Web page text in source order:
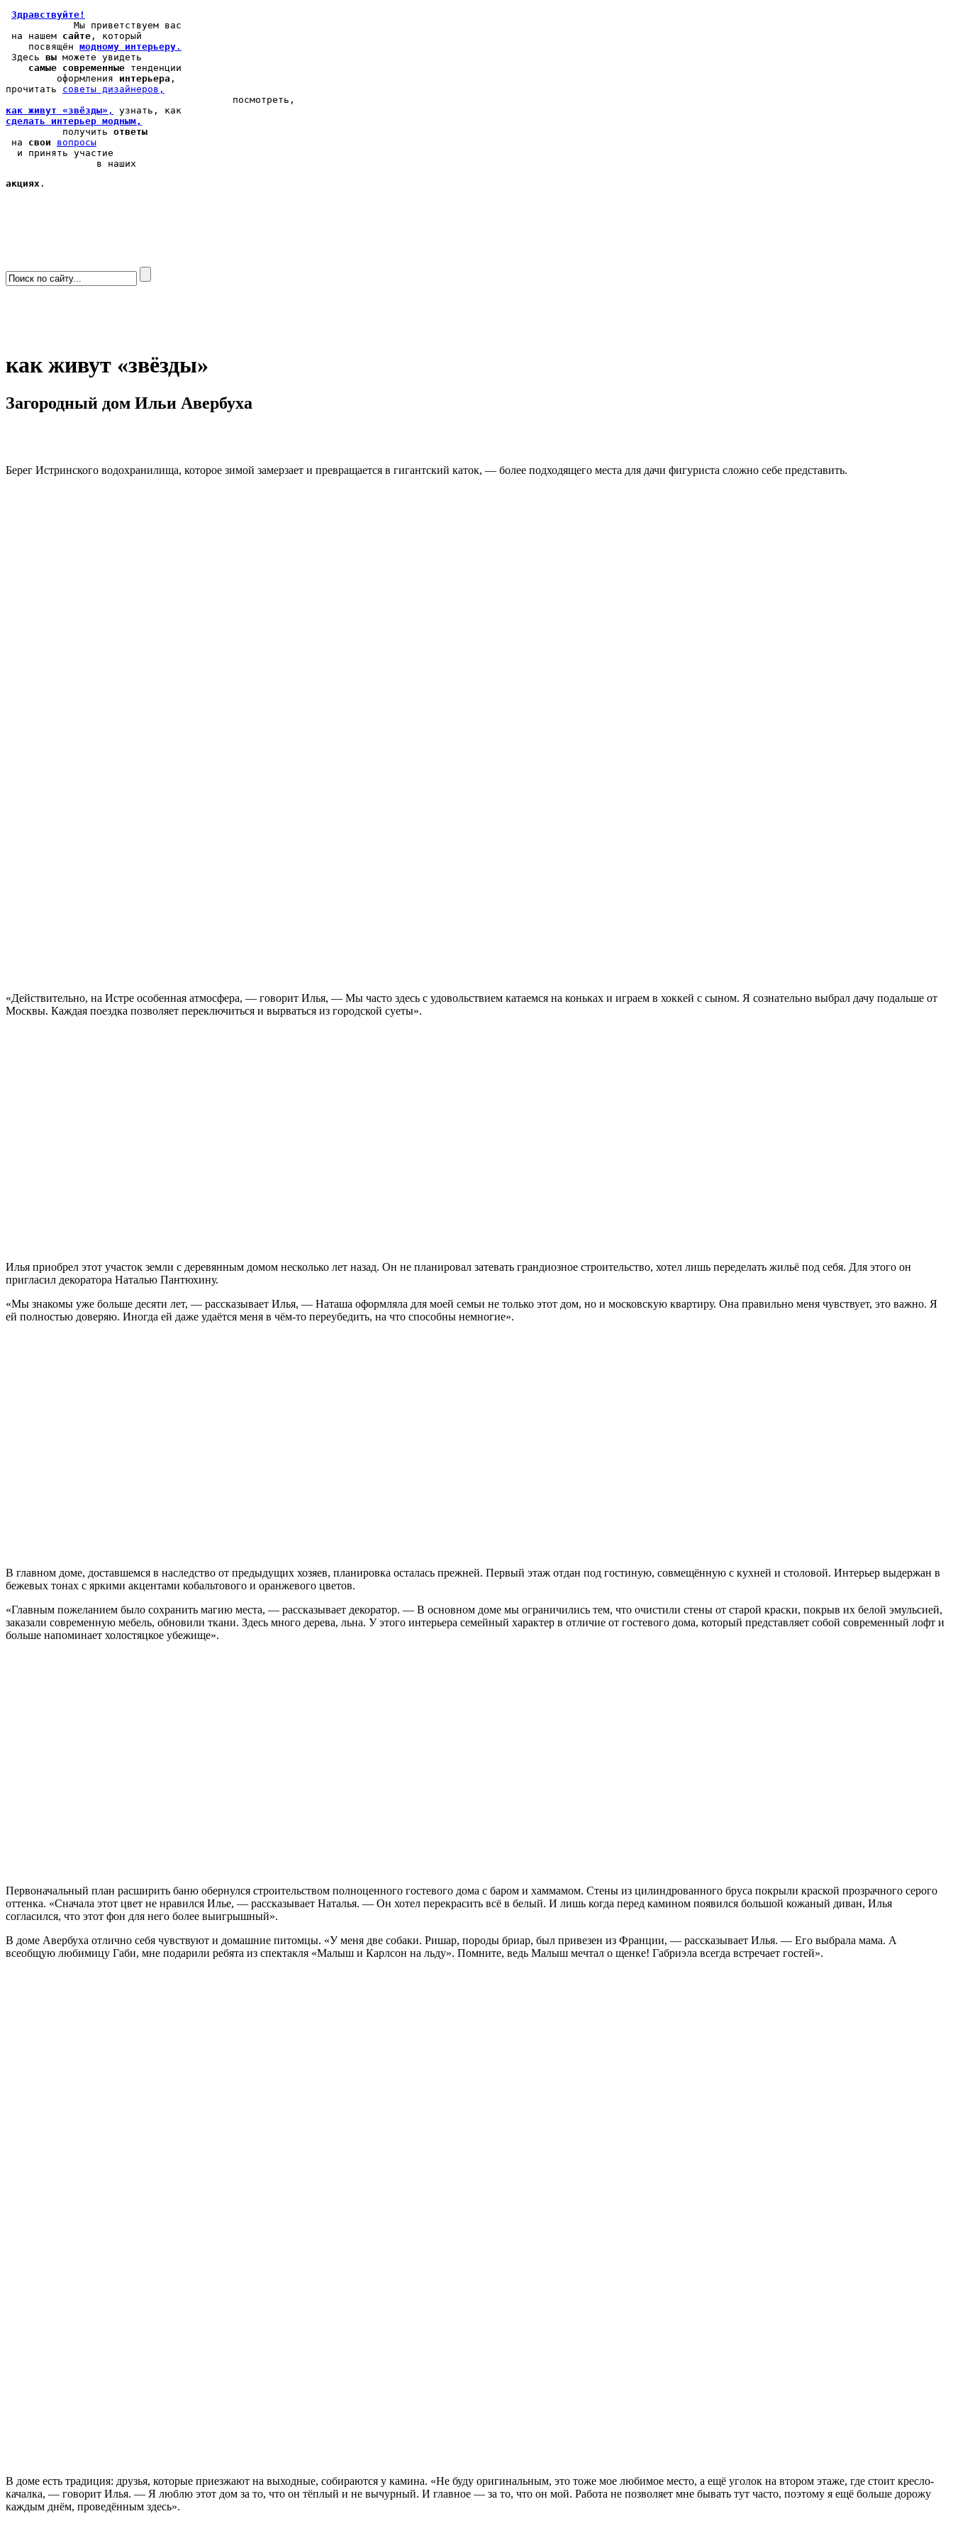
Здравствуйте!
            Мы
приветствуем вас
на нашем сайте , который
    посвящён
модному интерьеру .
Здесь вы можете увидеть
самые современные тенденции
         оформления
интерьера ,
прочитать cоветы дизайнеров,
как живут «звёзды» ,
сделать интерьер модным,
          получить
ответы
на свои
вопросы
  и принять участие
                в наших
акциях .
как живут «звёзды»
Загородный дом Ильи Авербуха
Берег Истринского водохранилища, которое зимой замерзает и превращается в гигантский каток, — более подходящего места для дачи фигуриста сложно себе представить.
«Действительно, на Истре особенная атмосфера, — говорит Илья, — Мы часто здесь с удовольствием катаемся на коньках и играем в хоккей с сыном. Я сознательно выбрал дачу подальше от
Москвы. Каждая поездка позволяет переключиться и вырваться из городской суеты».
Илья приобрел этот участок земли с деревянным домом несколько лет назад. Он не планировал затевать грандиозное строительство, хотел лишь переделать жильё под себя. Для этого он
пригласил декоратора Наталью Пантюхину.
«Мы знакомы уже больше десяти лет, — рассказывает Илья, — Наташа оформляла для моей семьи не только этот дом, но и московскую квартиру. Она правильно меня чувствует, это важно. Я
ей полностью доверяю. Иногда ей даже удаётся меня в чём-то переубедить, на что способны немногие».
В главном доме, доставшемся в наследство от предыдущих хозяев, планировка осталась прежней. Первый этаж отдан под гостиную, совмещённую с кухней и столовой. Интерьер выдержан в
бежевых тонах с яркими акцентами кобальтового и оранжевого цветов.
«Главным пожеланием было сохранить магию места, — рассказывает декоратор. — В основном доме мы ограничились тем, что очистили стены от старой краски, покрыв их белой эмульсией,
заказали современную мебель, обновили ткани. Здесь много дерева, льна. У этого интерьера семейный характер в отличие от гостевого дома, который представляет собой современный лофт и
больше напоминает холостяцкое убежище».
Первоначальный план расширить баню обернулся строительством полноценного гостевого дома с баром и хаммамом. Стены из цилиндрованного бруса покрыли краской прозрачного серого
оттенка. «Сначала этот цвет не нравился Илье, — рассказывает Наталья. — Он хотел перекрасить всё в белый. И лишь когда перед камином появился большой кожаный диван, Илья
согласился, что этот фон для него более выигрышный».
В доме Авербуха отлично себя чувствуют и домашние питомцы. «У меня две собаки. Ришар, породы бриар, был привезен из Франции, — рассказывает Илья. — Его выбрала мама. А
всеобщую любимицу Габи, мне подарили ребята из спектакля «Малыш и Карлсон на льду». Помните, ведь Малыш мечтал о щенке! Габриэла всегда встречает гостей».
В доме есть традиция: друзья, которые приезжают на выходные, собираются у камина. «Не буду оригинальным, это тоже мое любимое место, а ещё уголок на втором этаже, где стоит кресло-
качалка, — говорит Илья. — Я люблю этот дом за то, что он тёплый и не вычурный. И главное — за то, что он мой. Работа не позволяет мне бывать тут часто, поэтому я ещё больше дорожу
каждым днём, проведённым здесь».